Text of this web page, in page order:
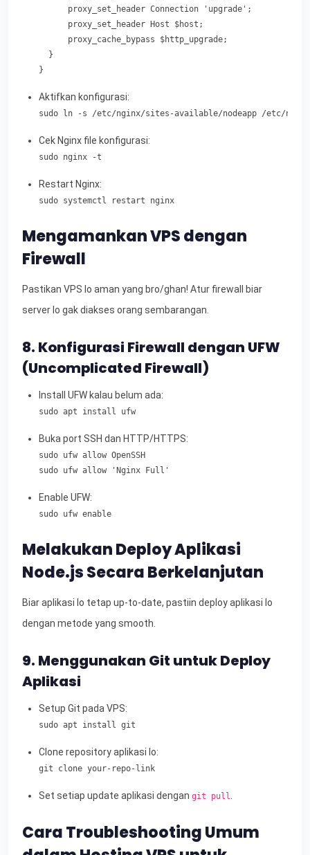
      proxy_set_header Connection 'upgrade';
      proxy_set_header Host $host;
      proxy_cache_bypass $http_upgrade;
  }
}
Aktifkan konfigurasi:
sudo ln -s /etc/nginx/sites-available/nodeapp /etc/
Cek Nginx file konfigurasi:
sudo nginx -t
Restart Nginx:
sudo systemctl restart nginx
Mengamankan VPS dengan
Firewall
Pastikan VPS lo aman yang bro/ghan! Atur firewall biar
server lo gak diakses orang sembarangan.
8. Konfigurasi Firewall dengan UFW
(Uncomplicated Firewall)
Install UFW kalau belum ada:
sudo apt install ufw
Buka port SSH dan HTTP/HTTPS:
sudo ufw allow OpenSSH
sudo ufw allow 'Nginx Full'
Enable UFW:
sudo ufw enable
Melakukan Deploy Aplikasi
Node.js Secara Berkelanjutan
Biar aplikasi lo tetap up-to-date, pastiin deploy aplikasi lo
dengan metode yang smooth.
9. Menggunakan Git untuk Deploy
Aplikasi
Setup Git pada VPS:
sudo apt install git
Clone repository aplikasi lo:
git clone your-repo-link
Set setiap update aplikasi dengan git pull.
Cara Troubleshooting Umum